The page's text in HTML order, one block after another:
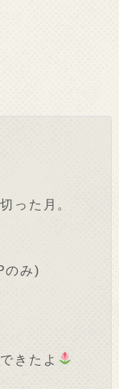
った月。
のみ)
きたよ